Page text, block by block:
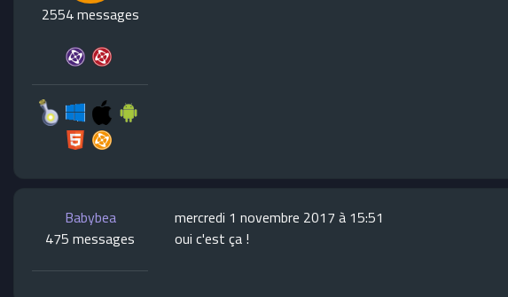
2554 messages
Babybea
475 messages
mercredi 1 novembre 2017 à 15:51
oui c'est ça !